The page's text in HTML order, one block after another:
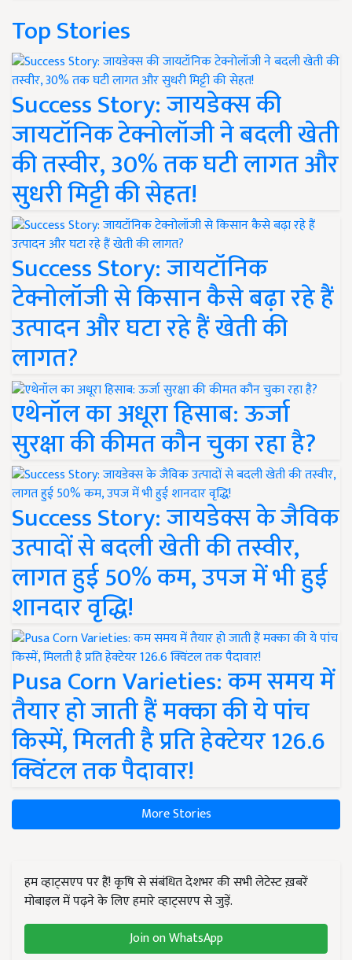
Top Stories
Success Story: जायडेक्स की
जायटॉनिक टेक्नोलॉजी ने बदली खेती
की तस्वीर, 30% तक घटी लागत और
सुधरी मिट्टी की सेहत!
Success Story: जायटॉनिक
टेक्नोलॉजी से किसान कैसे बढ़ा रहे हैं
उत्पादन और घटा रहे हैं खेती की
लागत?
एथेनॉल का अधूरा हिसाब: ऊर्जा
सुरक्षा की कीमत कौन चुका रहा है?
Success Story: जायडेक्स के जैविक
उत्पादों से बदली खेती की तस्वीर,
लागत हुई 50% कम, उपज में भी हुई
शानदार वृद्धि!
Pusa Corn Varieties: कम समय में
तैयार हो जाती हैं मक्का की ये पांच
किस्में, मिलती है प्रति हेक्टेयर 126.6
क्विंटल तक पैदावार!
More Stories
हम व्हाट्सएप पर हैं! कृषि से संबंधित देशभर की सभी लेटेस्ट ख़बरें
मोबाइल में पढ़ने के लिए हमारे व्हाट्सएप से जुड़ें.
Join on WhatsApp